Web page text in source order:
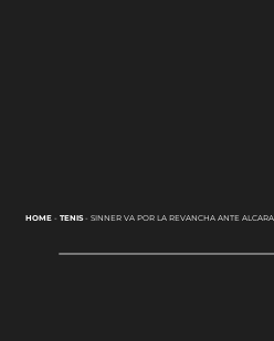
HOME- TENIS- SINNER VA POR LA REVANCHA ANTE